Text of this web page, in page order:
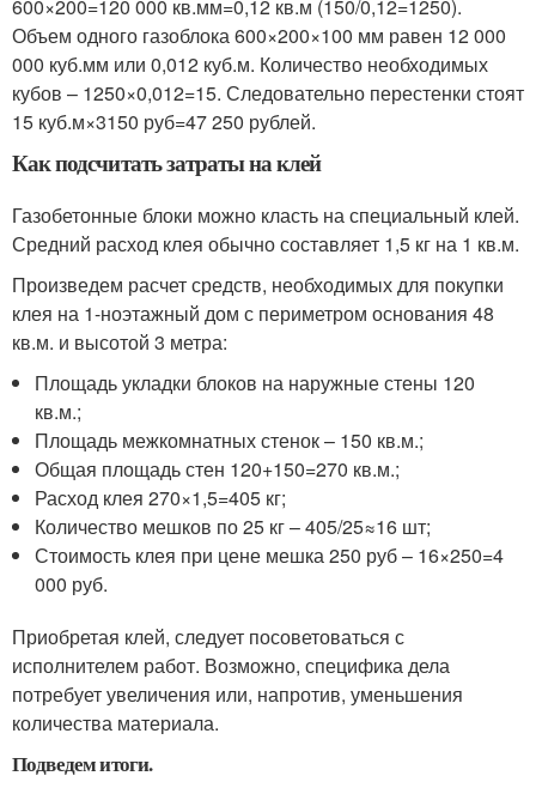
600×200=120 000 кв.мм=0,12 кв.м (150/0,12=1250).
Объем одного газоблока 600×200×100 мм равен 12 000
000 куб.мм или 0,012 куб.м. Количество необходимых
кубов – 1250×0,012=15. Следовательно перестенки стоят
15 куб.м×3150 руб=47 250 рублей.
Как подсчитать затраты на клей
Газобетонные блоки можно класть на специальный клей.
Средний расход клея обычно составляет 1,5 кг на 1 кв.м.
Произведем расчет средств, необходимых для покупки
клея на 1-ноэтажный дом с периметром основания 48
кв.м. и высотой 3 метра:
Площадь укладки блоков на наружные стены 120
кв.м.;
Площадь межкомнатных стенок – 150 кв.м.;
Общая площадь стен 120+150=270 кв.м.;
Расход клея 270×1,5=405 кг;
Количество мешков по 25 кг – 405/25≈16 шт;
Стоимость клея при цене мешка 250 руб – 16×250=4
000 руб.
Приобретая клей, следует посоветоваться с
исполнителем работ. Возможно, специфика дела
потребует увеличения или, напротив, уменьшения
количества материала.
Подведем итоги.